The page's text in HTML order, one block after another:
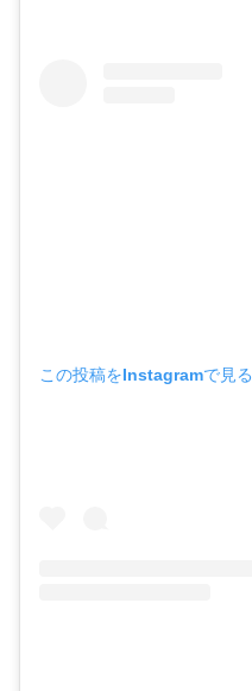
この投稿をInstagramで見る